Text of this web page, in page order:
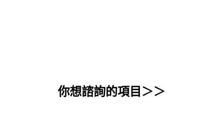
你想諮詢的項目＞＞